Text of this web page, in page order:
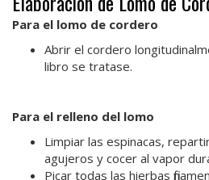
Para el lomo de cordero
Abrir el cordero
libro se tratase.
Para el relleno del lomo
Limpiar las espinacas,
agujeros y cocer al vapor
Picar todas las hierbas